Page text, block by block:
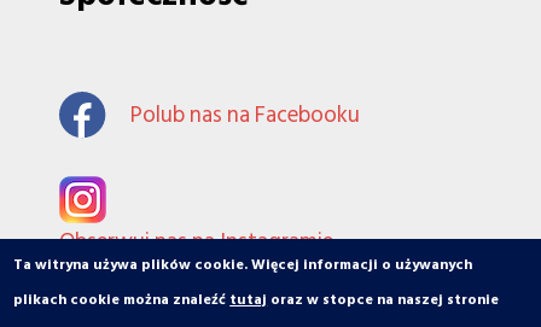
Ta witryna używa plików cookie. Więcej informacji o używanych
plikach cookie można znaleźćtutajoraz w stopce na naszej stronie
Polub nas na Facebooku
Obserwuj nas na Instagramie